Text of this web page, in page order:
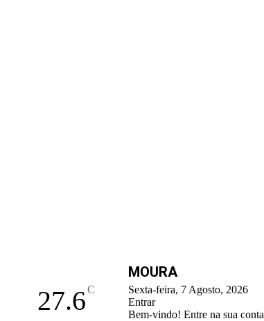
27.6C
MOURA
Sexta-feira, 7 Agosto, 2026
Entrar
Bem-vindo! Entre na sua conta